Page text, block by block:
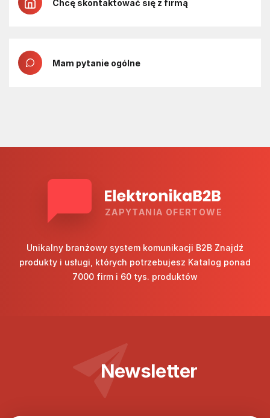
Chcę skontaktować się z firmą
Mam pytanie ogólne
ZAPYTANIA OFERTOWE
Unikalny branżowy system komunikacji B2B Znajdź
produkty i usługi, których potrzebujesz Katalog ponad
7000 firm i 60 tys. produktów
Newsletter